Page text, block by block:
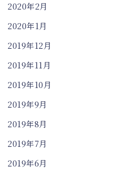
2020年2月
2020年1月
2019年12月
2019年11月
2019年10月
2019年9月
2019年8月
2019年7月
2019年6月